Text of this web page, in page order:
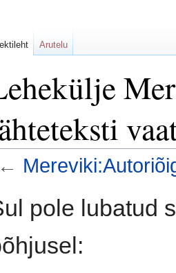
←
pole lubatud
Arutelu